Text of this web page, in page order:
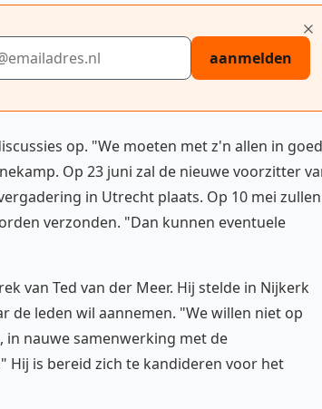
aanmelden
op. "We moeten met z'n allen in goed
Op 23 juni zal de nieuwe voorzitter
in Utrecht plaats. Op 10 mei zullen
verzonden. "Dan kunnen eventuele
van Ted van der Meer. Hij stelde in Nijkerk
leden wil aannemen. "We willen niet op
nauwe samenwerking met de
Hij is bereid zich te kandideren voor het